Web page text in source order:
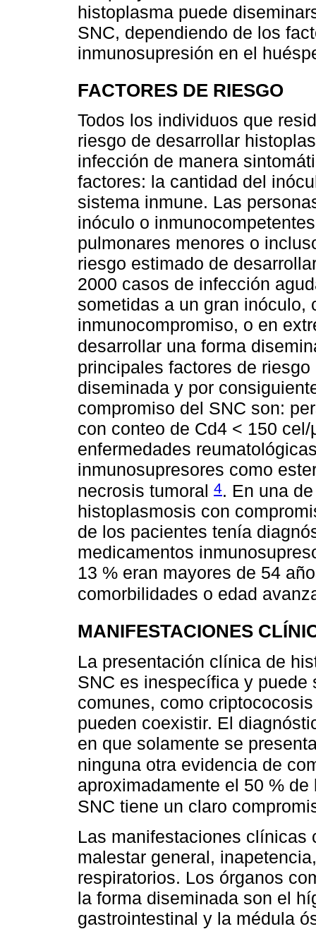
histoplasma puede
SNC, dependiendo de los
inmunosupresión en el
FACTORES DE RIESGO
Todos los individuos que
riesgo de desarrollar
infección de manera
factores: la cantidad del
sistema inmune. Las
inóculo o
pulmonares menores o
riesgo estimado de
2000 casos de infección
sometidas a un gran inóculo,
inmunocompromiso, o en
desarrollar una forma
principales factores de
diseminada y por
compromiso del SNC son:
con conteo de Cd4 < 150
enfermedades
inmunosupresores como
necrosis tumoral 4. En una
histoplasmosis con
de los pacientes tenía
medicamentos
13 % eran mayores de 54
comorbilidades o edad
MANIFESTACIONES
La presentación clínica de
SNC es inespecífica y
comunes, como
pueden coexistir. El
en que solamente se
ninguna otra evidencia de
aproximadamente el 50 %
SNC tiene un claro
Las manifestaciones clínicas
malestar general,
respiratorios. Los órganos
la forma diseminada son el
gastrointestinal y la médula